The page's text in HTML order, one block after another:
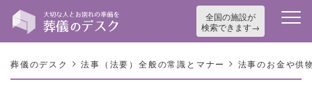
全国の施設が
検索できます
葬儀のデスク >法事（法要）全般の常識とマナー > 法事のお金や供